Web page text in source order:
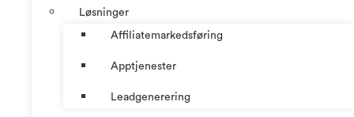
Løsninger
Affiliatemarkedsføring
Apptjenester
Leadgenerering